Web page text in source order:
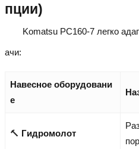
пции)
Komatsu PC160-7 легко
ачи:
Навесное оборудовани
е
🔨 Гидромолот